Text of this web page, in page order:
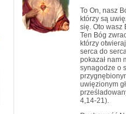
To On, nasz
którzy są
się. Oto wasz
Ten Bóg
którzy
serca do
pokazał nam
synagodze o
uwięzionym
4,14-21).